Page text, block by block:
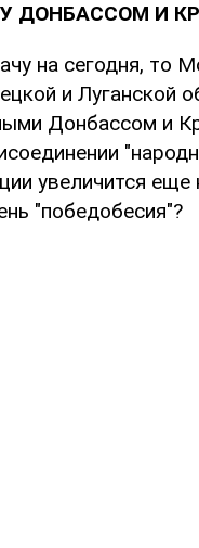
ДОНБАССОМ И
на сегодня, то
и Луганской
Донбассом и
увеличится
"победобесия"?